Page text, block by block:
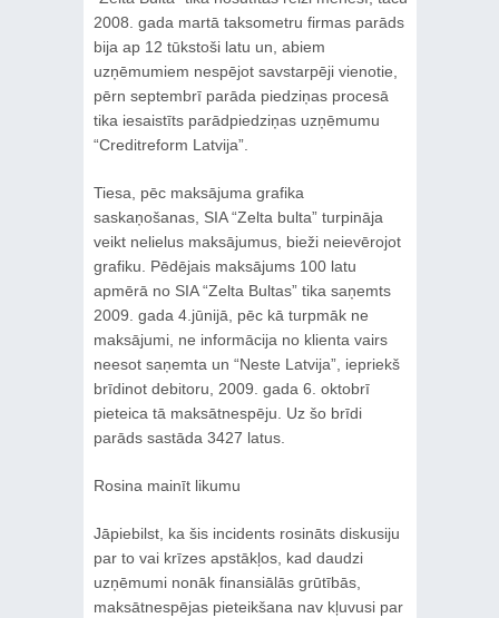
2008. gada martā taksometru firmas parāds
bija ap 12 tūkstoši latu un, abiem
uzņēmumiem nespējot savstarpēji vienotie,
pērn septembrī parāda piedziņas procesā
tika iesaistīts parādpiedziņas uzņēmumu
“Creditreform Latvija”.
Tiesa, pēc maksājuma grafika
saskaņošanas, SIA “Zelta bulta” turpināja
veikt nelielus maksājumus, bieži neievērojot
grafiku. Pēdējais maksājums 100 latu
apmērā no SIA “Zelta Bultas” tika saņemts
2009. gada 4.jūnijā, pēc kā turpmāk ne
maksājumi, ne informācija no klienta vairs
neesot saņemta un “Neste Latvija”, iepriekš
brīdinot debitoru, 2009. gada 6. oktobrī
pieteica tā maksātnespēju. Uz šo brīdi
parāds sastāda 3427 latus.
Rosina mainīt likumu
Jāpiebilst, ka šis incidents rosināts diskusiju
par to vai krīzes apstākļos, kad daudzi
uzņēmumi nonāk finansiālās grūtībās,
maksātnespējas pieteikšana nav kļuvusi par